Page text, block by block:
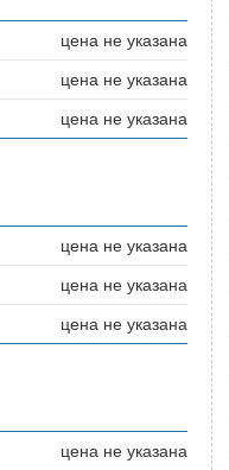
цена не указана
цена не указана
цена не указана
цена не указана
цена не указана
цена не указана
цена не указана